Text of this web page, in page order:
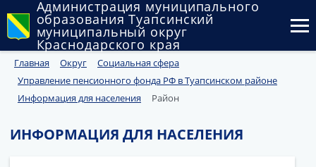
Администрация муниципального
образования Туапсинский
муниципальный округ
Краснодарского края
Округ
Администрация
Муниципальные закупки
Главная Округ
Социальная сфера
Управление пенсионного фонда РФ в Туапсинском районе
Информация для населения
Район
ИНФОРМАЦИЯ ДЛЯ НАСЕЛЕНИЯ